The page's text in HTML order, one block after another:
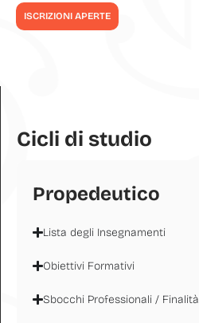
ISCRIZIONI APERTE
Cicli di studio
Propedeutico
Lista degli Insegnamenti
Obiettivi Formativi
Sbocchi Professionali / Finalità